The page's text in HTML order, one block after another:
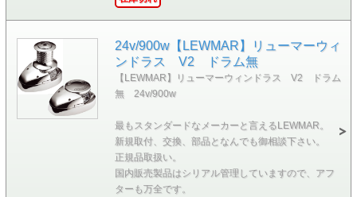
24v/900w【LEWMAR】リューマーウィ
ンドラス V2 ドラム無
【LEWMAR】リューマーウィンドラス V2 ドラム
無 24v/900w
最もスタンダードなメーカーと言えるLEWMAR。
新規取付、交換、部品となんでも御相談下さい。
正規品取扱い。
国内販売製品はシリアル管理していますので、アフ
ターも万全です。